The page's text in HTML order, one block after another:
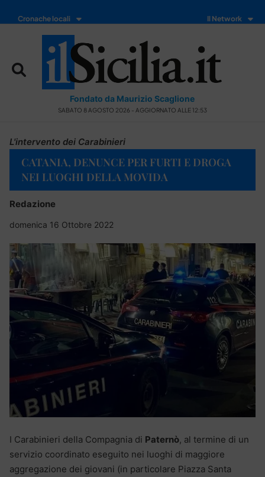
Cronache locali Il Network
Fondato da Maurizio Scaglione
SABATO 8 AGOSTO 2026 - AGGIORNATO ALLE 12:53
L'intervento dei Carabinieri
CATANIA, DENUNCE PER FURTI E DROGA
NEI LUOGHI DELLA MOVIDA
Redazione
domenica 16 Ottobre 2022
I Carabinieri della Compagnia di Paternò, al termine di un
servizio coordinato eseguito nei luoghi di maggiore
aggregazione dei giovani (in particolare Piazza Santa